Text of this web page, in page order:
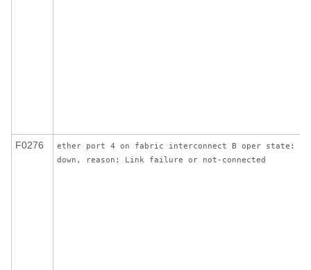
F0276
ether port 4 on fabric interconnect B oper state:
down, reason: Link failure or not-connected